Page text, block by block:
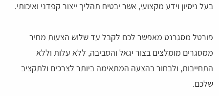
בעל ניסיון וידע מקצועי, אשר יבטיח תהליך ייצור קפדני ואיכותי.
פורטל מסגרנט מאפשר לכם לקבל עד שלוש הצעות מחיר
ממסגרים מומלצים בצור יגאל והסביבה, ללא עלות וללא
התחייבות, ולבחור בהצעה המתאימה ביותר לצרכים ולתקציב
שלכם.